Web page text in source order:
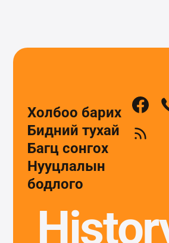
Холбоо барих
Бидний тухай
Багц сонгох
Нууцлалын
бодлого